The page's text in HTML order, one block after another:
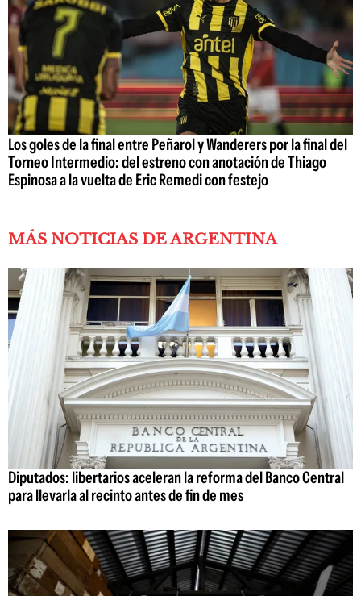
Los goles de la final entre Peñarol y Wanderers por la final del
Torneo Intermedio: del estreno con anotación de Thiago
Espinosa a la vuelta de Eric Remedi con festejo
MÁS NOTICIAS DE ARGENTINA
Diputados: libertarios aceleran la reforma del Banco Central
para llevarla al recinto antes de fin de mes